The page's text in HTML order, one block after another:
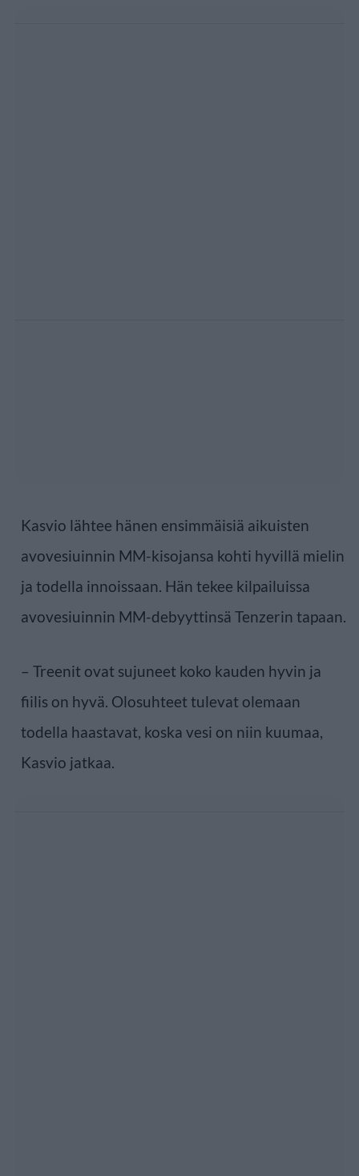
Kasvio lähtee hänen ensimmäisiä aikuisten
avovesiuinnin MM-kisojansa kohti hyvillä mielin
ja todella innoissaan. Hän tekee kilpailuissa
avovesiuinnin MM-debyyttinsä Tenzerin tapaan.
– Treenit ovat sujuneet koko kauden hyvin ja
fiilis on hyvä. Olosuhteet tulevat olemaan
todella haastavat, koska vesi on niin kuumaa,
Kasvio jatkaa.